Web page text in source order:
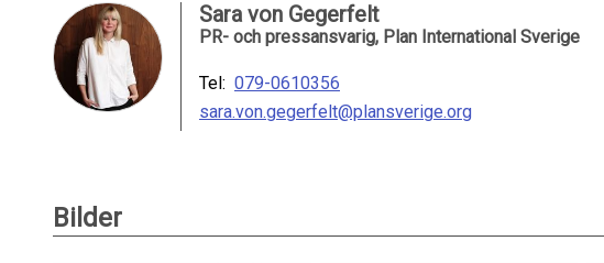
Sara von Gegerfelt
PR- och pressansvarig, Plan International Sverige
Tel: 079-0610356
sara.von.gegerfelt@plansverige.org
Bilder